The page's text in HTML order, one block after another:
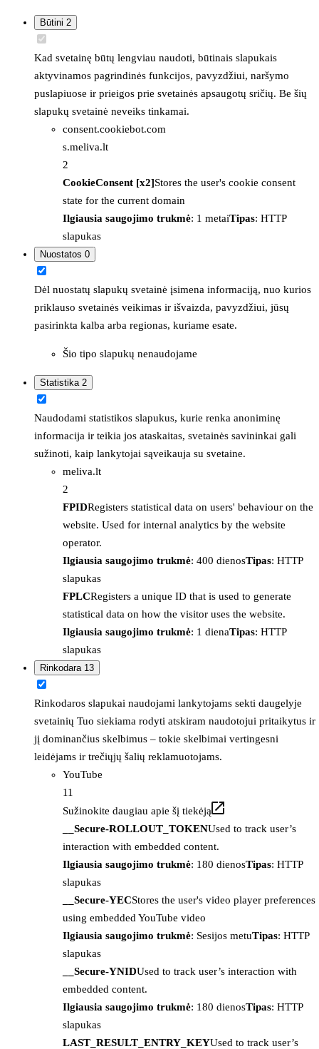
Būtini 2
Kad svetainę būtų lengviau naudoti, būtinais slapukais
aktyvinamos pagrindinės funkcijos, pavyzdžiui, naršymo
puslapiuose ir prieigos prie svetainės apsaugotų sričių. Be šių
slapukų svetainė neveiks tinkamai.
consent.cookiebot.com
s.meliva.lt
2
CookieConsent [x2]Stores the user's cookie consent
state for the current domain
Ilgiausia saugojimo trukmė: 1 metaiTipas: HTTP
slapukas
Nuostatos 0
Dėl nuostatų slapukų svetainė įsimena informaciją, nuo kurios
priklauso svetainės veikimas ir išvaizda, pavyzdžiui, jūsų
pasirinkta kalba arba regionas, kuriame esate.
Šio tipo slapukų nenaudojame
Statistika 2
Naudodami statistikos slapukus, kurie renka anoniminę
informacija ir teikia jos ataskaitas, svetainės savininkai gali
sužinoti, kaip lankytojai sąveikauja su svetaine.
meliva.lt
2
FPIDRegisters statistical data on users' behaviour on the
website. Used for internal analytics by the website
operator.
Ilgiausia saugojimo trukmė: 400 dienosTipas: HTTP
slapukas
FPLCRegisters a unique ID that is used to generate
statistical data on how the visitor uses the website.
Ilgiausia saugojimo trukmė: 1 dienaTipas: HTTP
slapukas
Rinkodara 13
Rinkodaros slapukai naudojami lankytojams sekti daugelyje
svetainių Tuo siekiama rodyti atskiram naudotojui pritaikytus ir
jį dominančius skelbimus – tokie skelbimai vertingesni
leidėjams ir trečiųjų šalių reklamuotojams.
YouTube
11
Sužinokite daugiau apie šį tiekėją
__Secure-ROLLOUT_TOKENUsed to track user’s
interaction with embedded content.
Ilgiausia saugojimo trukmė: 180 dienosTipas: HTTP
slapukas
__Secure-YECStores the user's video player preferences
using embedded YouTube video
Ilgiausia saugojimo trukmė: Sesijos metuTipas: HTTP
slapukas
__Secure-YNIDUsed to track user’s interaction with
embedded content.
Ilgiausia saugojimo trukmė: 180 dienosTipas: HTTP
slapukas
LAST_RESULT_ENTRY_KEYUsed to track user’s